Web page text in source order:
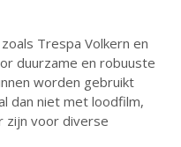
Trespa Volkern en
duurzame en robuuste
worden gebruikt
dan niet met loodfilm,
zijn voor diverse